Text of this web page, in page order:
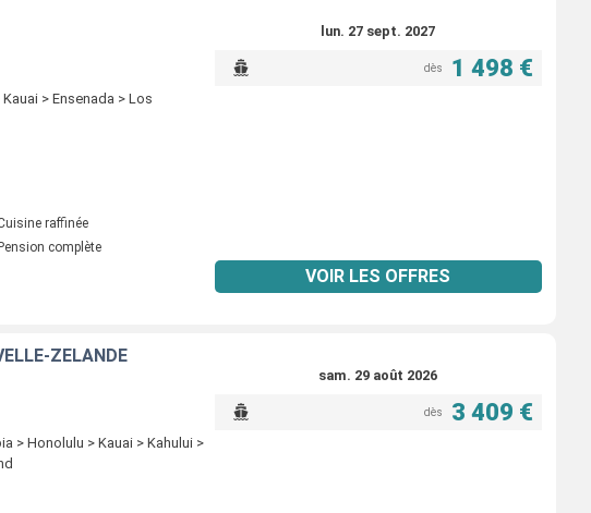
> Ensenada > Los
raffinée
Pension complète
lun. 27 sept. 2027
dès 1 498 €
VOIR LES OFFRES
ZÉLANDE
> Honolulu > Kauai > Kahului >
sam. 29 août 2026
dès 3 409 €